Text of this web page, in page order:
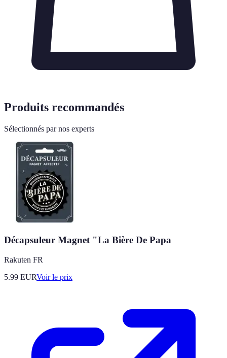
Produits recommandés
Sélectionnés par nos experts
Décapsuleur Magnet "La Bière De Papa
Rakuten FR
5.99 EURVoir le prix